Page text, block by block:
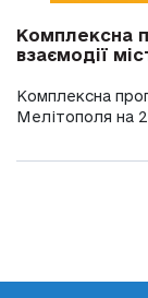
Комплексна
взаємодії
Комплексна
Мелітополя на